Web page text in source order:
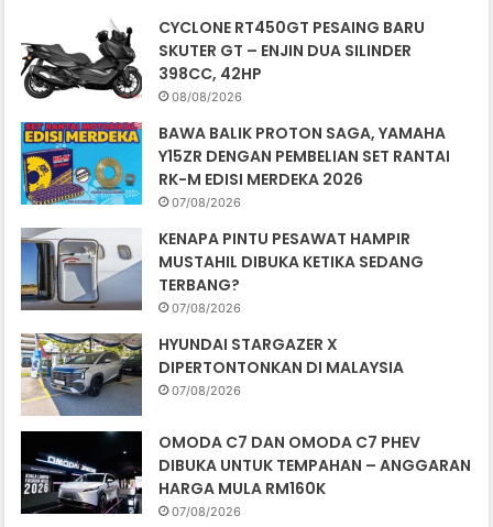
CYCLONE RT450GT PESAING BARU
SKUTER GT – ENJIN DUA SILINDER
398CC, 42HP
08/08/2026
BAWA BALIK PROTON SAGA, YAMAHA
Y15ZR DENGAN PEMBELIAN SET RANTAI
RK-M EDISI MERDEKA 2026
07/08/2026
KENAPA PINTU PESAWAT HAMPIR
MUSTAHIL DIBUKA KETIKA SEDANG
TERBANG?
07/08/2026
HYUNDAI STARGAZER X
DIPERTONTONKAN DI MALAYSIA
07/08/2026
OMODA C7 DAN OMODA C7 PHEV
DIBUKA UNTUK TEMPAHAN – ANGGARAN
HARGA MULA RM160K
07/08/2026